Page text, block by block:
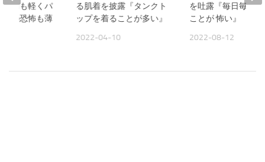
る肌着を披露『タンクト
ップを着ることが多い』
2022-04-10
を吐露『毎日毎日
ことが 怖い』
2022-08-12
頭痛も軽くパ
への恐怖も薄